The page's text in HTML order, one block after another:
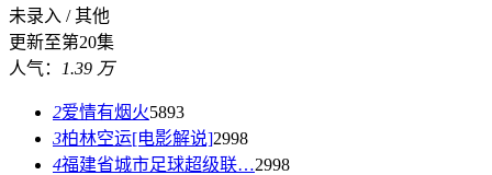
未录入 / 其他
更新至第20集
人气：
1.39 万
2爱情有烟火5893
3柏林空运[电影解说]2998
4福建省城市足球超级联…2998